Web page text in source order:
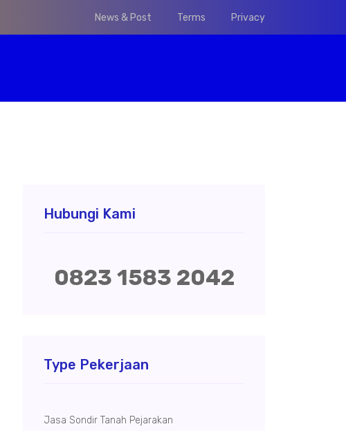
News & Post Terms Privacy
Hubungi Kami
0823 1583 2042
Type Pekerjaan
Jasa Sondir Tanah Pejarakan